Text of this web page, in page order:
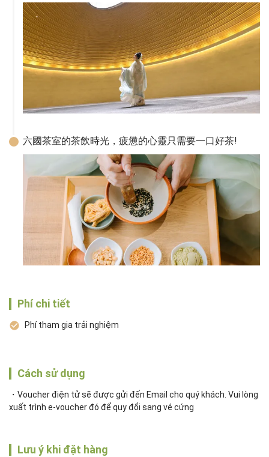
六國茶室的茶飲時光，疲憊的心靈只需要一口好茶!
Phí chi tiết
Phí tham gia trải nghiệm
Cách sử dụng
Voucher điện tử sẽ được gửi đến Email cho quý khách. Vui lòng
xuất trình e-voucher đó để quy đổi sang vé cứng
Lưu ý khi đặt hàng